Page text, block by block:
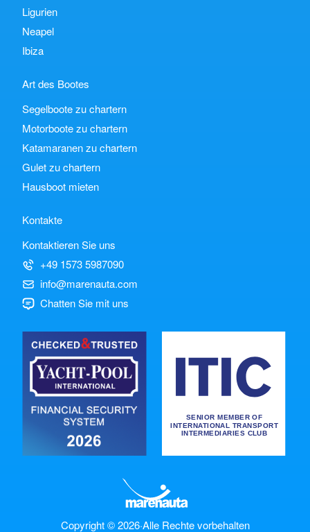
Ligurien
Neapel
Ibiza
Art des Bootes
Segelboote zu chartern
Motorboote zu chartern
Katamaranen zu chartern
Gulet zu chartern
Hausboot mieten
Kontakte
Kontaktieren Sie uns
+49 1573 5987090
info@marenauta.com
Chatten Sie mit uns
Copyright © 2026·Alle Rechte vorbehalten